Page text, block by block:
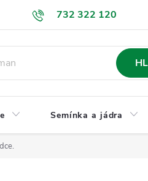
732 322 120
a ochrana osobních údajů Jak
Semínka a jádra